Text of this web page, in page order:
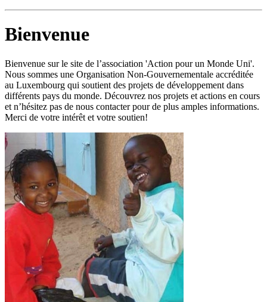
Bienvenue
Bienvenue sur le site de l’association 'Action pour un Monde Uni'.
Nous sommes une Organisation Non-Gouvernementale accréditée
au Luxembourg qui soutient des projets de développement dans
différents pays du monde. Découvrez nos projets et actions en cours
et n’hésitez pas de nous contacter pour de plus amples informations.
Merci de votre intérêt et votre soutien!